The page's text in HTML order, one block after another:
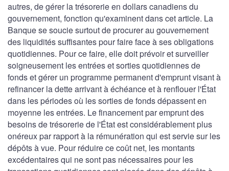
autres, de gérer la trésorerie en dollars canadiens du
gouvernement, fonction qu'examinent dans cet article. La
Banque se soucie surtout de procurer au gouvernement
des liquidités suffisantes pour faire face à ses obligations
quotidiennes. Pour ce faire, elle doit prévoir et surveiller
soigneusement les entrées et sorties quotidiennes de
fonds et gérer un programme permanent d'emprunt visant à
refinancer la dette arrivant à échéance et à renflouer l'État
dans les périodes où les sorties de fonds dépassent en
moyenne les entrées. Le financement par emprunt des
besoins de trésorerie de l'État est considérablement plus
onéreux par rapport à la rémunération qui est servie sur les
dépôts à vue. Pour réduire ce coût net, les montants
excédentaires qui ne sont pas nécessaires pour les